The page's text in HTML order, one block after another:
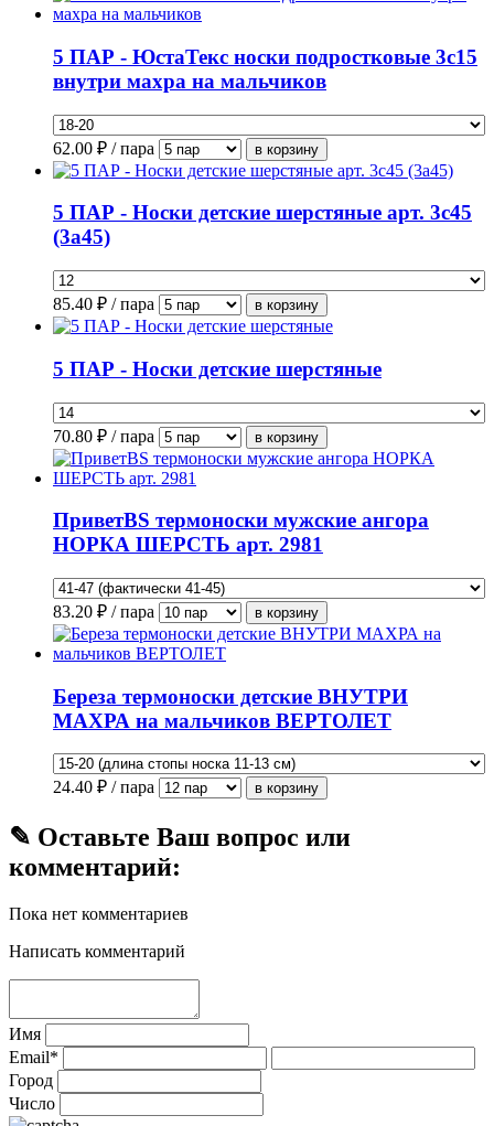
5 ПАР - ЮстаТекс носки подростковые 3с15
внутри махра на мальчиков
62.00 ₽ / пара
5 ПАР - Носки детские шерстяные арт. 3с45
(3а45)
85.40 ₽ / пара
5 ПАР - Носки детские шерстяные
70.80 ₽ / пара
ПриветBS термоноски мужские ангора
НОРКА ШЕРСТЬ арт. 2981
83.20 ₽ / пара
Береза термоноски детские ВНУТРИ
МАХРА на мальчиков ВЕРТОЛЕТ
24.40 ₽ / пара
✎ Оставьте Ваш вопрос или
комментарий:
Пока нет комментариев
Написать комментарий
Имя
Email*
Город
Число